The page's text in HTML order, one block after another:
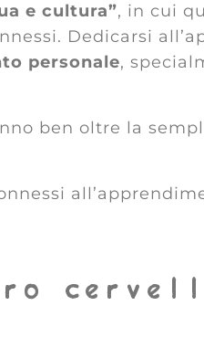
e cultura”, in cui
Dedicarsi
personale,
ben oltre la